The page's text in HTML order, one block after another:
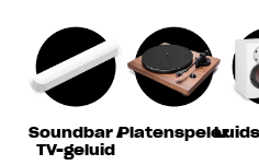
Kabels
Accessoires
INSPIRATIE
Soundbar /
TV-geluid
Platenspeler